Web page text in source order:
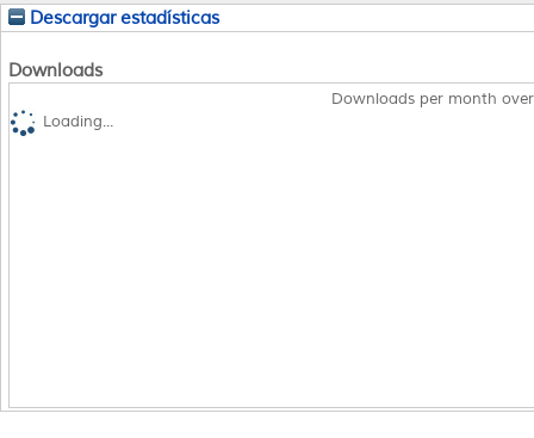
Descargar estadísticas
Downloads
Downloads per month
Loading...